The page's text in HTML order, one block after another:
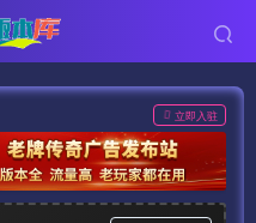
立即入驻